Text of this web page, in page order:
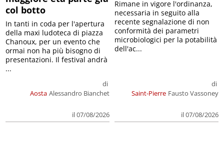
col botto
Aosta
di
Alessandro Bianchet
il 07/08/2026
In tanti in coda per l'apertura
della maxi ludoteca di piazza
Chanoux, per un evento che
ormai non ha più bisogno di
presentazioni. Il festival andrà
...
Saint-Pierre
di
Fausto Vassoney
il 07/08/2026
Rimane in vigore l'ordinanza,
necessaria in seguito alla
recente segnalazione di non
conformità dei parametri
microbiologici per la potabilità
dell'ac...